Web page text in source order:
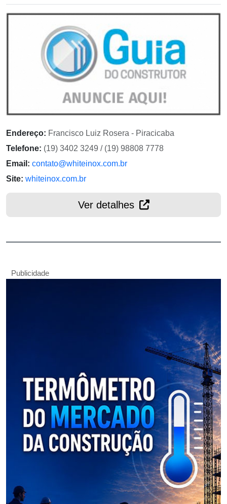
Endereço: Francisco Luiz Rosera - Piracicaba
Telefone: (19) 3402 3249 / (19) 98808 7778
Email: contato@whiteinox.com.br
Site: whiteinox.com.br
Ver detalhes
Publicidade